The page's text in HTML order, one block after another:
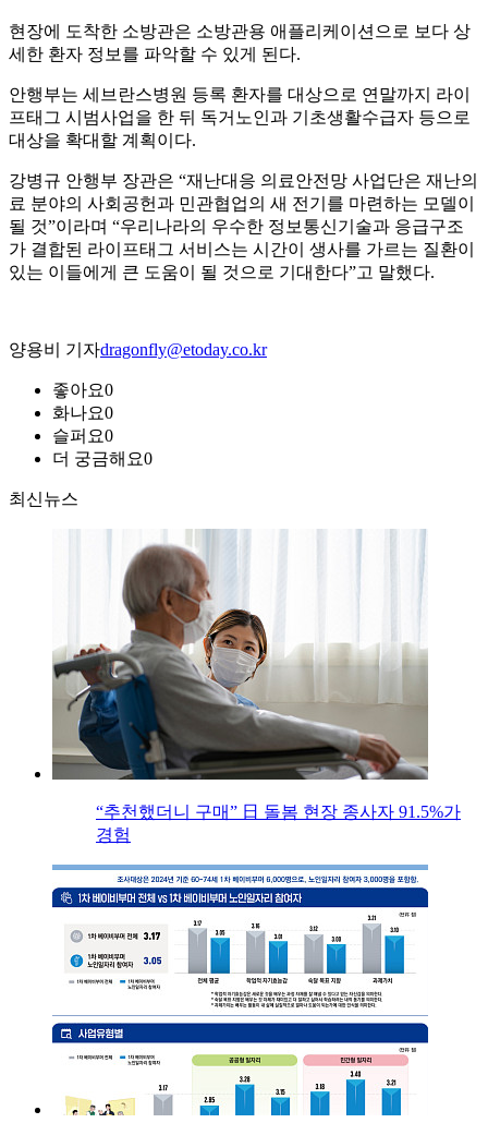
현장에 도착한 소방관은 소방관용 애플리케이션으로 보다 상
세한 환자 정보를 파악할 수 있게 된다.
안행부는 세브란스병원 등록 환자를 대상으로 연말까지 라이
프태그 시범사업을 한 뒤 독거노인과 기초생활수급자 등으로
대상을 확대할 계획이다.
강병규 안행부 장관은 “재난대응 의료안전망 사업단은 재난의
료 분야의 사회공헌과 민관협업의 새 전기를 마련하는 모델이
될 것”이라며 “우리나라의 우수한 정보통신기술과 응급구조
가 결합된 라이프태그 서비스는 시간이 생사를 가르는 질환이
있는 이들에게 큰 도움이 될 것으로 기대한다”고 말했다.
양용비 기자dragonfly@etoday.co.kr
좋아요0
화나요0
슬퍼요0
더 궁금해요0
최신뉴스
“추천했더니 구매” 日 돌봄 현장 종사자 91.5%가
경험